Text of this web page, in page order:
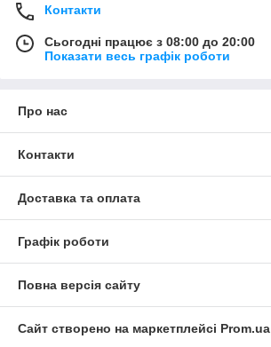
Контакти
Сьогодні працює з 08:00 до 20:00
Показати весь графік роботи
Про нас
Контакти
Доставка та оплата
Графік роботи
Повна версія сайту
Сайт створено на маркетплейсі Prom.ua